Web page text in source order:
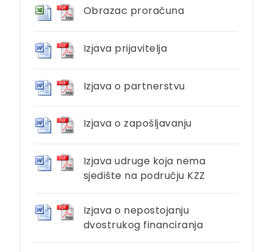
Obrazac proračuna
Izjava prijavitelja
Izjava o partnerstvu
Izjava o zapošljavanju
Izjava udruge koja nema
sjedište na području KZZ
Izjava o nepostojanju
dvostrukog financiranja